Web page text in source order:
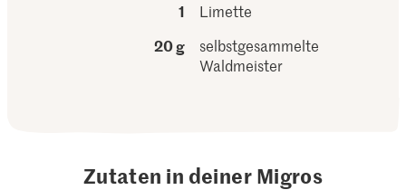
1
Limette
20 g
selbstgesammelte
Waldmeister
Zutaten in deiner Migros